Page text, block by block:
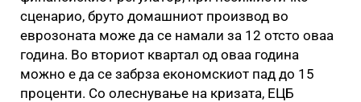
сценарио, бруто домашниот производ во
еврозоната може да се намали за 12 отсто оваа
година. Во вториот квартал од оваа година
можно е да се забрза економскиот пад до 15
проценти. Со олеснување на кризата, ЕЦБ